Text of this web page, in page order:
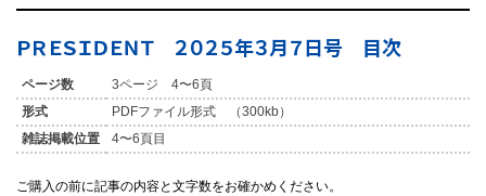
ＰＲＥＳＩＤＥＮＴ ２０２５年３月７日号 目次
ページ数
3ページ 4〜6頁
形式
PDFファイル形式 （300kb）
雑誌掲載位置
4〜6頁目
ご購入の前に記事の内容と文字数をお確かめください。